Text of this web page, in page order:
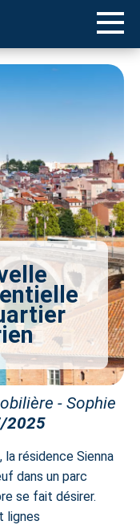
- Sophie
2025
, la résidence Sienna
dans un parc
se fait désirer.
lignes